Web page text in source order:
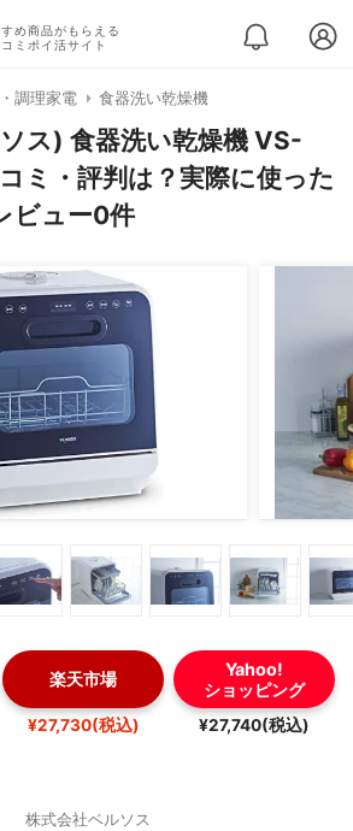
め商品がもらえる
ミポイ活サイト
調理家電 食器洗い乾燥機
ス) 食器洗い乾燥機 VS-
ミ・評判は？実際に使った
ビュー0件
楽天市場
¥27,730(税込)
Yahoo!
ショッピング
¥27,740(税込)
株式会社ベルソス